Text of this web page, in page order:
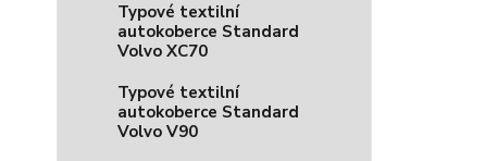
Typové textilní
autokoberce Standard
Volvo XC70
Typové textilní
autokoberce Standard
Volvo V90